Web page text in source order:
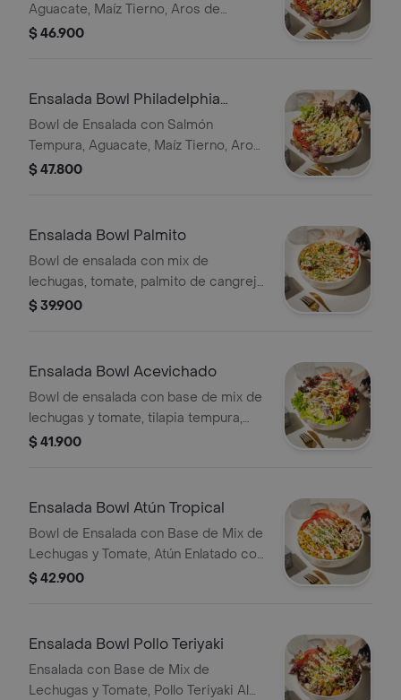
Aguacate, Maíz Tierno, Aros de
Cebolla, Zanahoria, Ajonjolí, Cebollín,
$ 46.900
Ensalada Bowl Philadelphia
Crunch
Bowl de Ensalada con Salmón
Tempura, Aguacate, Maíz Tierno, Aros
de Cebolla, Zanahoria, Ajonjolí,
$ 47.800
Ensalada Bowl Palmito
Bowl de ensalada con mix de
lechugas, tomate, palmito de cangrejo
tempura, maíz tostado, aguacate,
$ 39.900
Ensalada Bowl Acevichado
Bowl de ensalada con base de mix de
lechugas y tomate, tilapia tempura,
cebolla morada, mayonesa, plátano
$ 41.900
Ensalada Bowl Atún Tropical
Bowl de Ensalada con Base de Mix de
Lechugas y Tomate, Atún Enlatado con
Mayonesa Japonesa y Cebollín,
$ 42.900
Ensalada Bowl Pollo Teriyaki
Ensalada con Base de Mix de
Lechugas y Tomate, Pollo Teriyaki Al